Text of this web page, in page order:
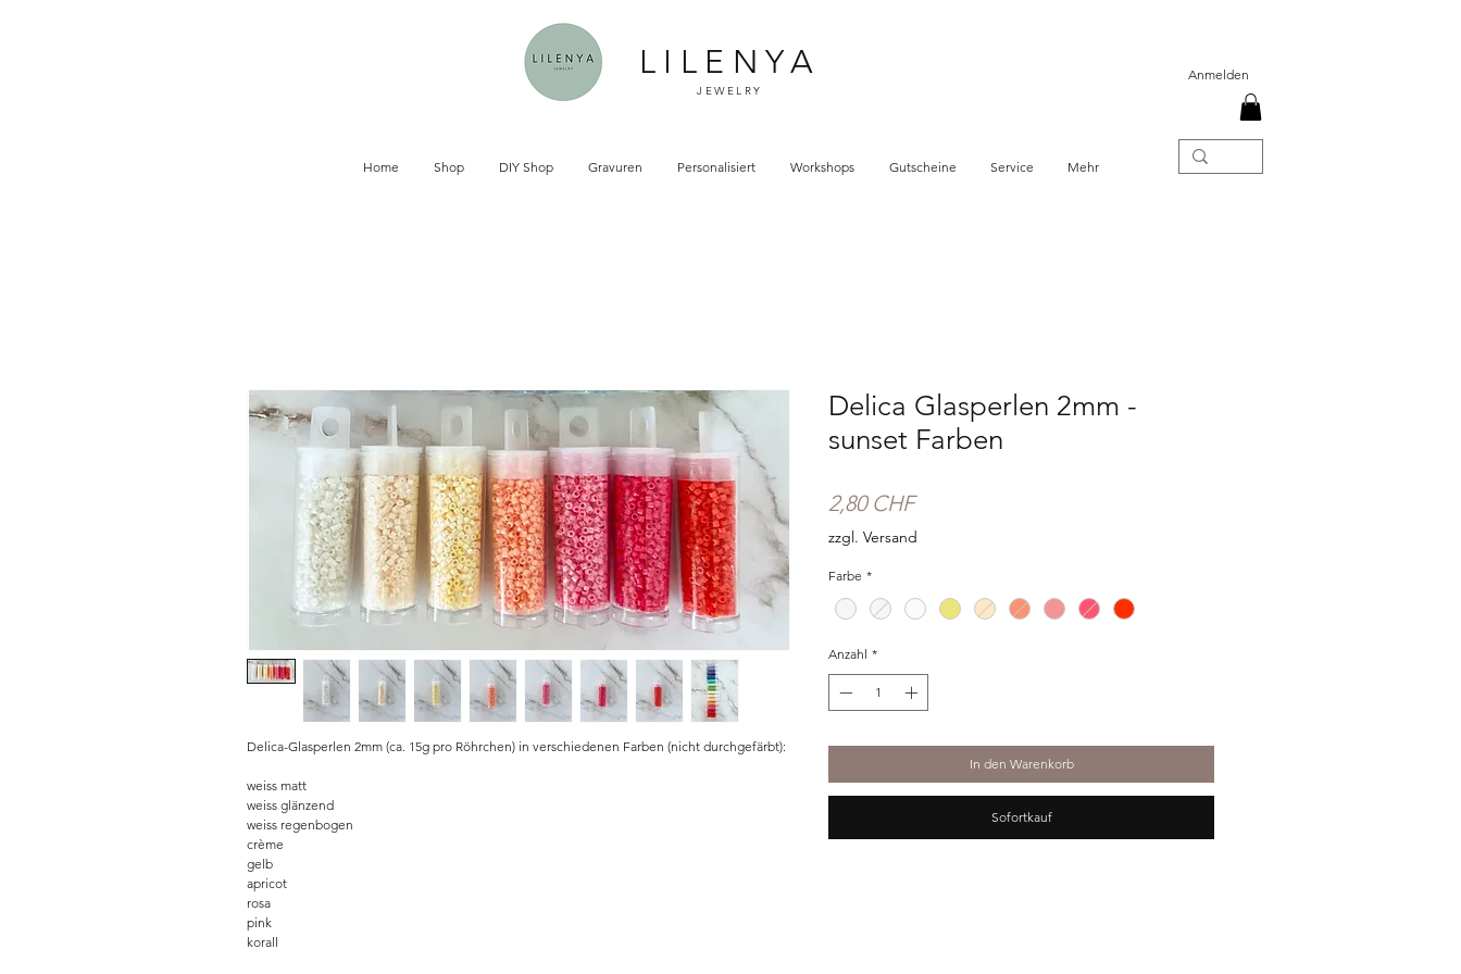
LILENYA
JEWELRY
Anmelden
Home Shop DIY Shop Gravuren Personalisiert Workshops Gutscheine Service Mehr
Delica-Glasperlen 2mm (ca. 15g pro Röhrchen) in verschiedenen Farben (nicht durchgefärbt):
weiss matt
weiss glänzend
weiss regenbogen
crème
gelb
apricot
rosa
pink
korall
Delica Glasperlen 2mm -
sunset Farben
2,80 CHFPreis
zzgl. Versand
Farbe *
Anzahl *
In den Warenkorb
Sofortkauf